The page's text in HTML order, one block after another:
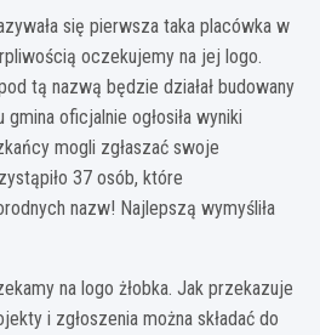
się pierwsza taka placówka w
oczekujemy na jej logo.
tą nazwą będzie działał budowany
oficjalnie ogłosiła wyniki
mogli zgłaszać swoje
37 osób, które
nazw! Najlepszą wymyśliła
na logo żłobka. Jak przekazuje
i zgłoszenia można składać do